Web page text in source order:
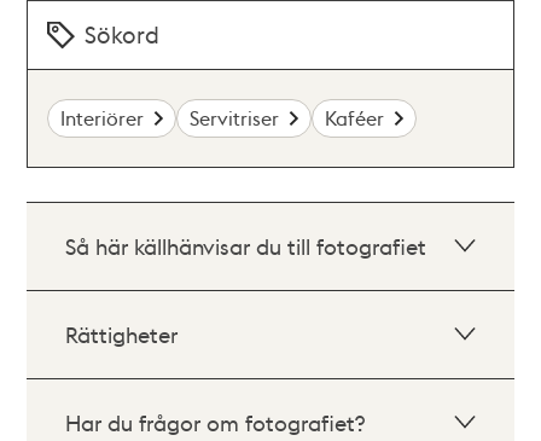
Sökord
Interiörer Servitriser Kaféer
Så här källhänvisar du till fotografiet
Rättigheter
Har du frågor om fotografiet?